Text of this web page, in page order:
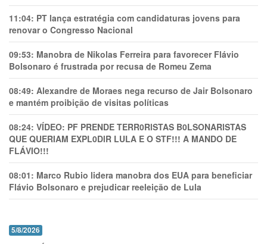
11:04: PT lança estratégia com candidaturas jovens para
renovar o Congresso Nacional
09:53: Manobra de Nikolas Ferreira para favorecer Flávio
Bolsonaro é frustrada por recusa de Romeu Zema
08:49: Alexandre de Moraes nega recurso de Jair Bolsonaro
e mantém proibição de visitas políticas
08:24: VÍDEO: PF PRENDE TERR0RlSTAS B0LSONARlSTAS
QUE QUERIAM EXPL0DlR LULA E O STF!!! A MANDO DE
FLÁVIO!!!
08:01: Marco Rubio lidera manobra dos EUA para beneficiar
Flávio Bolsonaro e prejudicar reeleição de Lula
5/8/2026